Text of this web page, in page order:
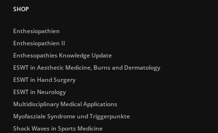
Enthesiopathien
Enthesiopathien II
Enthesopathies Knowledge Update
ESWT in Aesthetic Medicine, Burns and Dermatology
ESWT in Hand Surgery
ESWT in Neurology
Multidisciplinary Medical Applications
Myofasziale Syndrome und Triggerpunkte
Shock Waves in Sports Medicine